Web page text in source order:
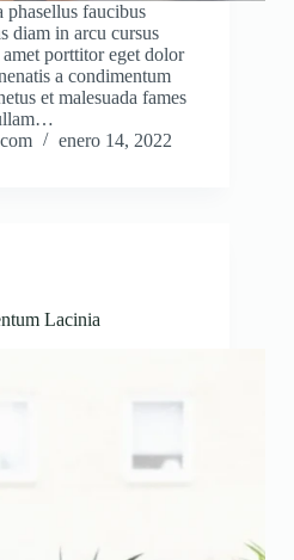
phasellus faucibus
diam in arcu cursus
porttitor eget dolor
a condimentum
et malesuada fames
enero 14, 2022
Lacinia